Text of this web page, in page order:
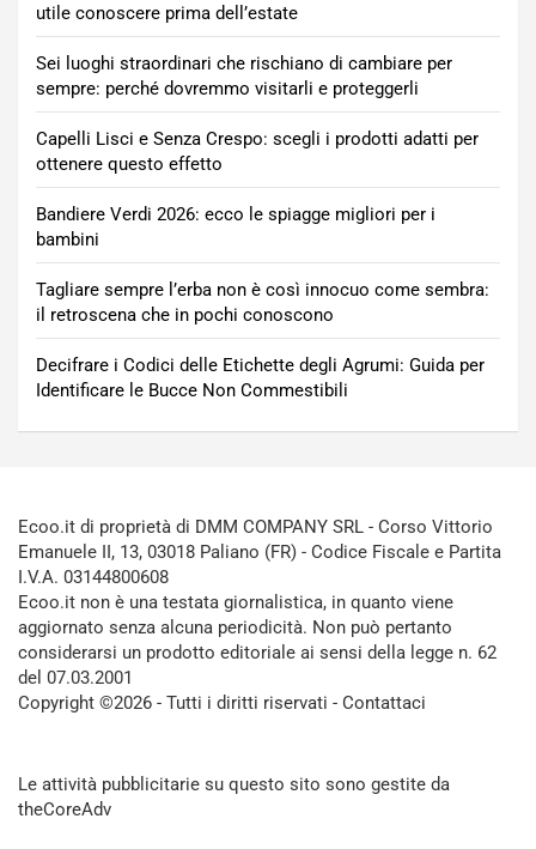
utile conoscere prima dell’estate
Sei luoghi straordinari che rischiano di cambiare per
sempre: perché dovremmo visitarli e proteggerli
Capelli Lisci e Senza Crespo: scegli i prodotti adatti per
ottenere questo effetto
Bandiere Verdi 2026: ecco le spiagge migliori per i
bambini
Tagliare sempre l’erba non è così innocuo come sembra:
il retroscena che in pochi conoscono
Decifrare i Codici delle Etichette degli Agrumi: Guida per
Identificare le Bucce Non Commestibili
Ecoo.it di proprietà di DMM COMPANY SRL - Corso Vittorio
Emanuele II, 13, 03018 Paliano (FR) - Codice Fiscale e Partita
I.V.A. 03144800608
Ecoo.it non è una testata giornalistica, in quanto viene
aggiornato senza alcuna periodicità. Non può pertanto
considerarsi un prodotto editoriale ai sensi della legge n. 62
del 07.03.2001
Copyright ©2026 - Tutti i diritti riservati - Contattaci
Le attività pubblicitarie su questo sito sono gestite da
theCoreAdv